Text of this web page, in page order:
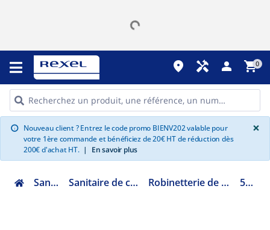
place handyman person shopping_cart0
info Nouveau client ? Entrez le code promo BIENV202 valable pour
votre 1ère commande et bénéficiez de 20€ HT de réduction dès
200€ d'achat HT. | En savoir plus
×
Sanitaire Sanitaire de collectivité Robinetterie de collectivité 55060